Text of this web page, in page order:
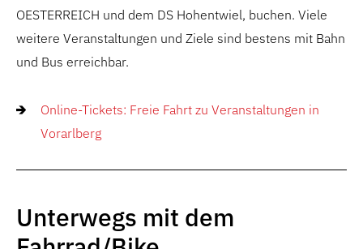
OESTERREICH und dem DS Hohentwiel, buchen. Viele
weitere Veranstaltungen und Ziele sind bestens mit Bahn
und Bus erreichbar.
Online-Tickets: Freie Fahrt zu Veranstaltungen in
Vorarlberg
Unterwegs mit dem